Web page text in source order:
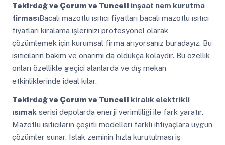
Tekirdağ ve Çorum ve Tunceli inşaat nem kurutma
firmasıBacalı mazotlu ısıtıcı fiyatları bacalı mazotlu ısıtıcı
fiyatları kiralama işlerinizi profesyonel olarak
çözümlemek için kurumsal firma arıyorsanız buradayız. Bu
ısıtıcıların bakım ve onarımı da oldukça kolaydır. Bu özellik
onları özellikle geçici alanlarda ve dış mekan
etkinliklerinde ideal kılar.
Tekirdağ ve Çorum ve Tunceli kiralık elektrikli
ısımak serisi depolarda enerji verimliliği ile fark yaratır.
Mazotlu ısıtıcıların çeşitli modelleri farklı ihtiyaçlara uygun
çözümler sunar. Islak zeminin hızla kurutulması iş